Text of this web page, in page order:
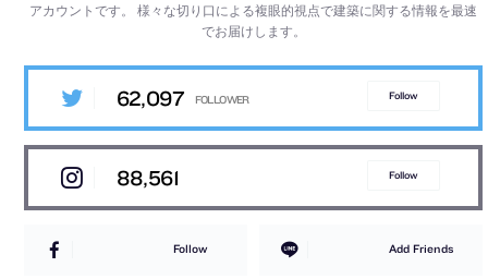
アカウントです。様々な切り口による複眼的視点で建築に関する情報を最速
でお届けします。
62,097 Follow
88,561 Follow
Follow Add Friends